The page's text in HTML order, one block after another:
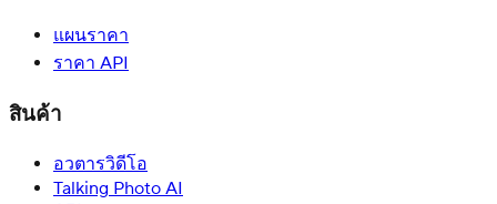
แผนราคา
ราคา API
สินค้า
อวตารวิดีโอ
Talking Photo AI